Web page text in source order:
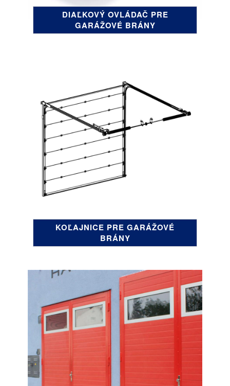
DIAĽKOVÝ OVLÁDAČ PRE
GARÁŽOVÉ BRÁNY
KOĽAJNICE PRE GARÁŽOVÉ
BRÁNY